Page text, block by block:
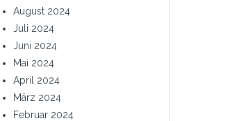
August 2024
Juli 2024
Juni 2024
Mai 2024
April 2024
März 2024
Februar 2024